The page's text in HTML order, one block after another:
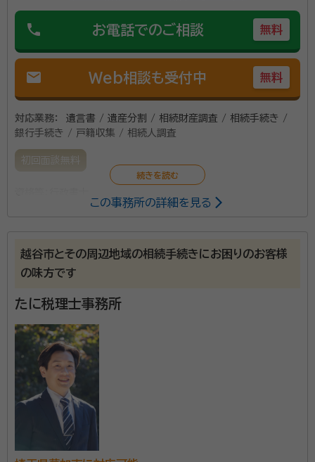
phone お電話でのご相談 無料
mail Web相談も受付中 無料
対応業務：
遺言書 / 遺産分割 / 相続財産調査 / 相続手続き /
銀行手続き / 戸籍収集 / 相続人調査
初回面談無料
この事務所の詳細を見る
越谷市とその周辺地域の相続手続きにお困りのお客様
の味方です
たに税理士事務所